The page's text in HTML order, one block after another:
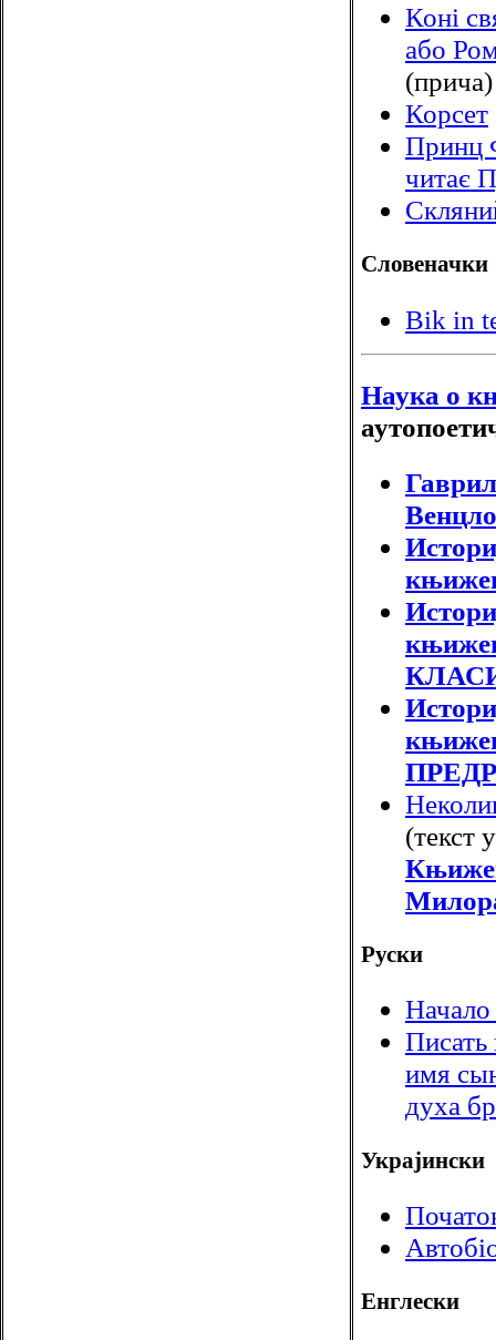
Коні
або
(прича)
Корсет
Принц
читає
Словеначки
Bik in
Наука о
(текст
Руски
Писать
имя
духа
Украјински
Енглески